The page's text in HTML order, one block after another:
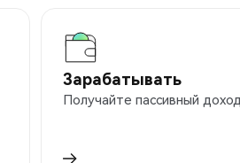
Зарабатывать
Получайте пассивный